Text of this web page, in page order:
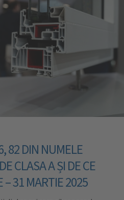
82 DIN NUMELE
CLASA A ȘI DE CE
31 MARTIE 2025